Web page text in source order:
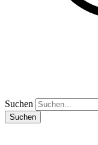
Suchen
Suchen